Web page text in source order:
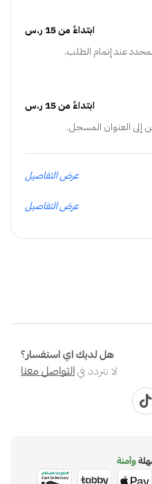
ابتداءً من 15 ر.س
عند إتمام الطلب.
ابتداءً من 15 ر.س
إلى العنوان المسجل.
عرض التفاصيل
عرض التفاصيل
هل لديك اي استفسار؟
لا تتردد فيالتواصل معنا
وآمنة